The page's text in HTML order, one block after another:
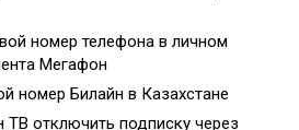
номер телефона в личном
Мегафон
номер Билайн в Казахстане
отключить подписку через